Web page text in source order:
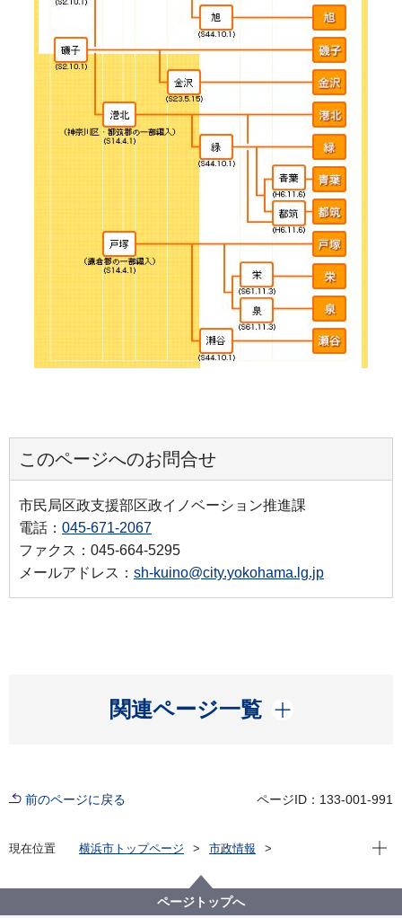
このページへのお問合せ
市民局区政支援部区政イノベーション推進課
電話： 045-671-2067
ファクス：045-664-5295
メールアドレス： sh-kuino@city.yokohama.lg.jp
関連ページ一覧
開く
前のページに戻る ページID：133-001-991
現在位置 横浜市トップページ
市政情報
区の変遷（区制開始から現在まで）
現在
ページトップへ